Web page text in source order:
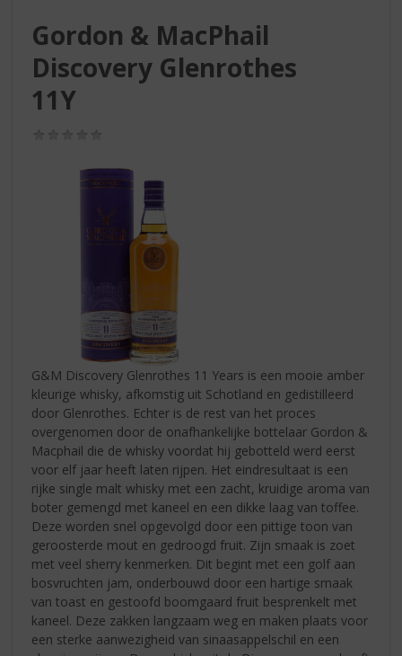
Gordon & MacPhail
Discovery Glenrothes
11Y
G&M Discovery Glenrothes 11 Years is een mooie amber
kleurige whisky, afkomstig uit Schotland en gedistilleerd
door Glenrothes. Echter is de rest van het proces
overgenomen door de onafhankelijke bottelaar Gordon &
Macphail die de whisky voordat hij gebotteld werd eerst
voor elf jaar heeft laten rijpen. Het eindresultaat is een
rijke single malt whisky met een zacht, kruidige aroma van
boter gemengd met kaneel en een dikke laag van toffee.
Deze worden snel opgevolgd door een pittige toon van
geroosterde mout en gedroogd fruit. Zijn smaak is zoet
met veel sherry kenmerken. Dit begint met een golf aan
bosvruchten jam, onderbouwd door een hartige smaak
van toast en gestoofd boomgaard fruit besprenkelt met
kaneel. Deze zakken langzaam weg en maken plaats voor
een sterke aanwezigheid van sinaasappelschil en een